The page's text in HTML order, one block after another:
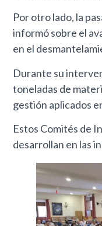
Por otro lado, la
informó sobre el
en el
Durante su
toneladas de
gestión aplicados
Estos Comités de
desarrollan en las